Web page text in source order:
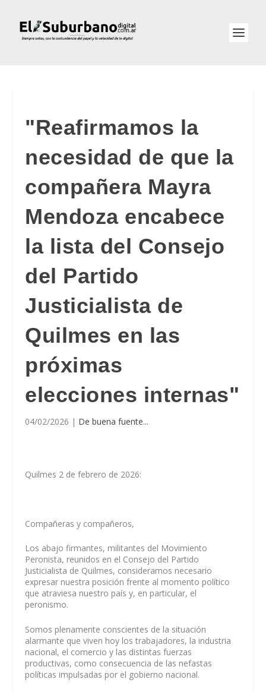
"Reafirmamos la
necesidad de que la
compañera Mayra
Mendoza encabece
la lista del Consejo
del Partido
Justicialista de
Quilmes en las
próximas
elecciones internas"
04/02/2026 | De buena fuente...
Quilmes 2 de febrero de 2026:
Compañeras y compañeros,
Los abajo firmantes, militantes del Movimiento
Peronista, reunidos en el Consejo del Partido
Justicialista de Quilmes, consideramos necesario
expresar nuestra posición frente al momento político
que atraviesa nuestro país y, en particular, el
peronismo.
Somos plenamente conscientes de la situación
alarmante que viven hoy los trabajadores, la industria
nacional, el comercio y las distintas fuerzas
productivas, como consecuencia de las nefastas
políticas impulsadas por el gobierno nacional.